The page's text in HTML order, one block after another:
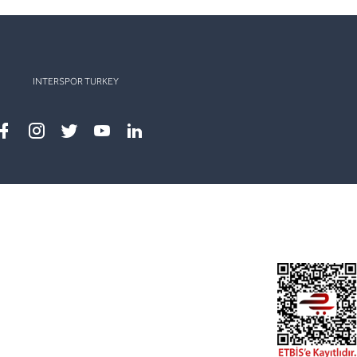
INTERSPOR TURKEY